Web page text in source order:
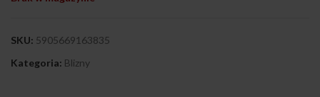
SKU: 5905669163835
Kategoria: Blizny